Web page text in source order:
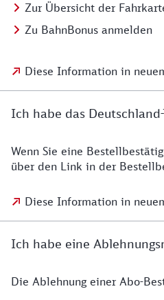
Zur Übersicht der
Zu BahnBonus anmelden
Diese Information in
Ich habe das
Wenn Sie eine
über den Link in der
Diese Information in
Ich habe eine
Die Ablehnung einer Abo-